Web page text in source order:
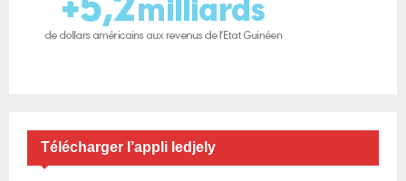
a
t
Télécharger l’appli ledjely